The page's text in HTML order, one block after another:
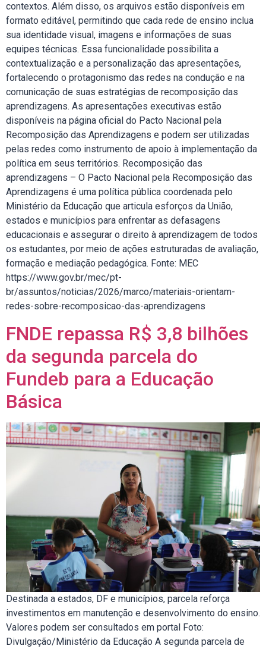
contextos. Além disso, os arquivos estão disponíveis em
formato editável, permitindo que cada rede de ensino inclua
sua identidade visual, imagens e informações de suas
equipes técnicas. Essa funcionalidade possibilita a
contextualização e a personalização das apresentações,
fortalecendo o protagonismo das redes na condução e na
comunicação de suas estratégias de recomposição das
aprendizagens. As apresentações executivas estão
disponíveis na página oficial do Pacto Nacional pela
Recomposição das Aprendizagens e podem ser utilizadas
pelas redes como instrumento de apoio à implementação da
política em seus territórios. Recomposição das
aprendizagens – O Pacto Nacional pela Recomposição das
Aprendizagens é uma política pública coordenada pelo
Ministério da Educação que articula esforços da União,
estados e municípios para enfrentar as defasagens
educacionais e assegurar o direito à aprendizagem de todos
os estudantes, por meio de ações estruturadas de avaliação,
formação e mediação pedagógica. Fonte: MEC
https://www.gov.br/mec/pt-
br/assuntos/noticias/2026/marco/materiais-orientam-
redes-sobre-recomposicao-das-aprendizagens
FNDE repassa R$ 3,8 bilhões
da segunda parcela do
Fundeb para a Educação
Básica
Destinada a estados, DF e municípios, parcela reforça
investimentos em manutenção e desenvolvimento do ensino.
Valores podem ser consultados em portal Foto:
Divulgação/Ministério da Educação A segunda parcela de